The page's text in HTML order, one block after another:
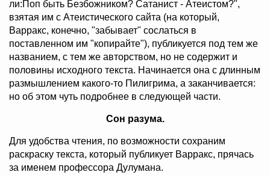
ли:Поп быть Безбожником? Сатанист - Атеистом?",
взятая им с Атеистического сайта (на который,
Варракс, конечно, "забывает" сослаться в
поставленном им "копирайте"), публикуется под тем же
названием, с тем же авторством, но не содержит и
половины исходного текста. Начинается она с длинным
размышлением какого-то Пилигрима, а заканчивается:
но об этом чуть подробнее в следующей части.
Сон разума.
Для удобства чтения, по возможности сохраним
раскраску текста, который публикует Варракс, прячась
за именем профессора Дулумана.